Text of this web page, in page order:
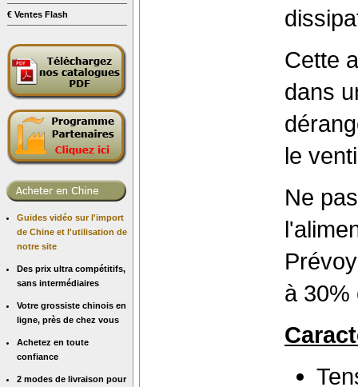
€ Ventes Flash
Guides vidéo sur l'import
de Chine et l'utilisation de
notre site
Des prix ultra compétitifs,
sans intermédiaires
Votre grossiste chinois en
ligne, près de chez vous
Achetez en toute
confiance
2 modes de livraison pour
Cette
dans
le
Ne
à 30%